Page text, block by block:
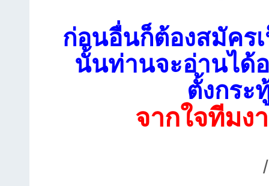
ก่อนอื่นก็ต้องสมัคร
นั้นท่านจะอ่านได้
ตั้งกระ
จากใจทีมง